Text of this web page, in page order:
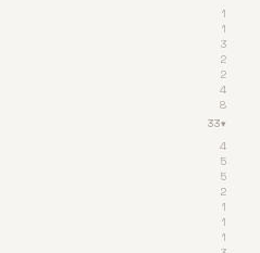
1
1
3
2
2
4
8
33▾
4
5
5
2
1
1
1